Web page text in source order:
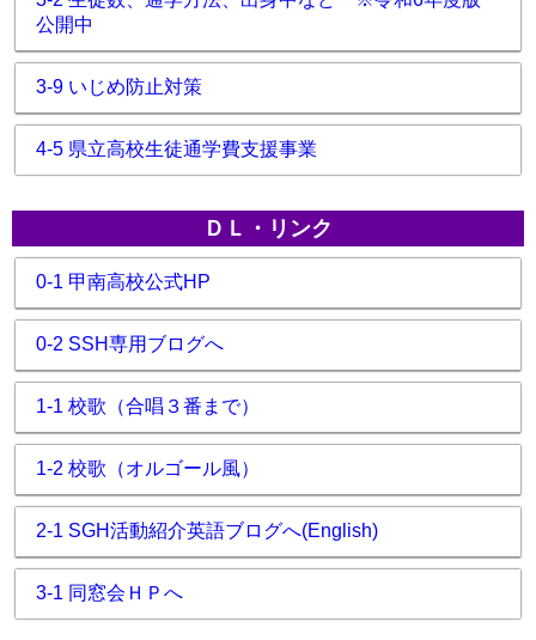
公開中
3-9 いじめ防止対策
4-5 県立高校生徒通学費支援事業
ＤＬ・リンク
0-1 甲南高校公式HP
0-2 SSH専用ブログへ
1-1 校歌（合唱３番まで）
1-2 校歌（オルゴール風）
2-1 SGH活動紹介英語ブログへ(English)
3-1 同窓会ＨＰへ